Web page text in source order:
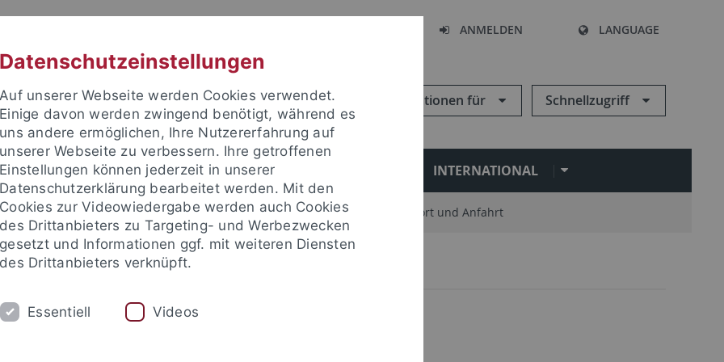
ANMELDEN LANGUAGE
Informationen für Schnellzugriff
STUDIUM FORSCHUNG EINRICHTUNGEN INTERNATIONAL
und Publikationen Campusleben Im Dialog Karriere Standort und Anfahrt
und Publikationen Pressemitteilungen
Archiv
Datenschutzeinstellungen
Auf unserer Webseite werden Cookies verwendet.
Einige davon werden zwingend benötigt, während es
uns andere ermöglichen, Ihre Nutzererfahrung auf
unserer Webseite zu verbessern. Ihre getroffenen
Einstellungen können jederzeit in unserer
Datenschutzerklärung bearbeitet werden. Mit den
Cookies zur Videowiedergabe werden auch Cookies
des Drittanbieters zu Targeting- und Werbezwecken
gesetzt und Informationen ggf. mit weiteren Diensten
des Drittanbieters verknüpft.
Essentiell Videos